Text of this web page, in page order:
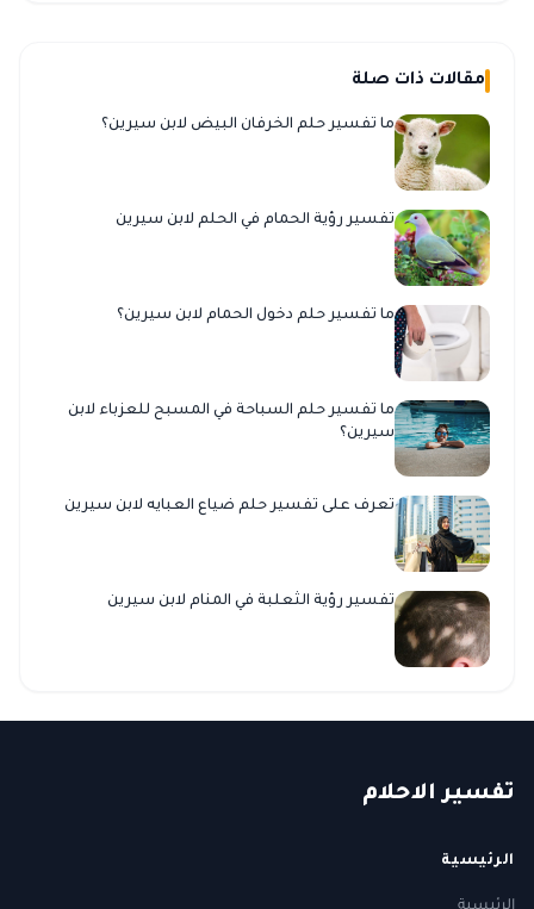
مقالات ذات صلة
ما تفسير حلم الخرفان البيض لابن سيرين؟
تفسير رؤية الحمام في الحلم لابن سيرين
ما تفسير حلم دخول الحمام لابن سيرين؟
ما تفسير حلم السباحة في المسبح للعزباء لابن
سيرين؟
تعرف على تفسير حلم ضياع العبايه لابن سيرين
تفسير رؤية الثعلبة في المنام لابن سيرين
تفسير الاحلام
الرئيسية